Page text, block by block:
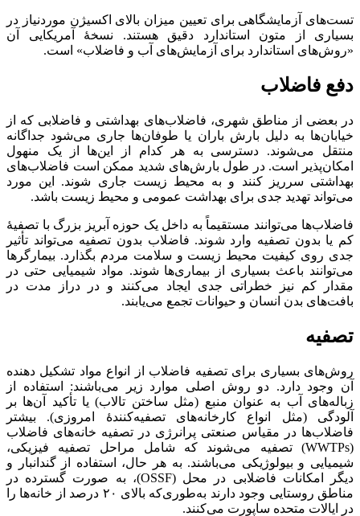
تست‌های آزمایشگاهی برای تعیین میزان بالای اکسیژن موردنیاز در
بسیاری از متون استاندارد دقیق هستند. نسخهٔ آمریکایی آن
«روش‌های استاندارد برای آزمایش‌های آب و فاضلاب» است.
دفع فاضلاب
در بعضی از مناطق شهری، فاضلاب‌های بهداشتی و فاضلابی که از
خیابان‌ها به دلیل بارش باران یا طوفان‌ها جاری می‌شود جداگانه
منتقل می‌شوند. دسترسی به هر کدام از این‌ها از یک منهول
امکان‌پذیر است. در طول بارش‌های شدید ممکن است فاضلاب‌های
بهداشتی سرریز کنند و به محیط زیست جاری شوند. این مورد
می‌تواند تهدید جدی برای بهداشت عمومی و محیط زیست باشد.
فاضلاب‌ها می‌توانند مستقیماً به داخل یک حوزه آبریز بزرگ با تصفیهٔ
کم یا بدون تصفیه وارد شوند. فاضلاب بدون تصفیه می‌تواند تأثیر
جدی روی کیفیت محیط زیست و سلامت مردم بگذارد. بیمارگرها
می‌توانند باعث بسیاری از بیماری‌ها شوند. مواد شیمیایی حتی در
مقدار کم نیز خطراتی جدی ایجاد می‌کنند و در دراز مدت در
بافت‌های بدن انسان و حیوانات تجمع می‌یابند.
تصفیه
روش‌های بسیاری برای تصفیه فاضلاب از انواع مواد تشکیل دهنده
آن وجود دارد. دو روش اصلی موارد زیر می‌باشند: استفاده از
زباله‌های آب به عنوان منبع (مثل ساختن تالاب) یا تأکید آن‌ها بر
آلودگی (مثل انواع کارخانه‌های تصفیه‌کنندهٔ امروزی). بیشتر
فاضلاب‌ها در مقیاس صنعتی پرانرژی در تصفیه خانه‌های فاضلاب
(WWTPs) تصفیه می‌شوند که شامل مراحل تصفیه فیزیکی،
شیمیایی و بیولوژیکی می‌باشند. به هر حال، استفاده از گندانبار و
دیگر امکانات فاضلابی در محل (OSSF)، به صورت گسترده در
مناطق روستایی وجود دارند به‌طوری‌که بالای ۲۰ درصد از خانه‌ها را
در ایالات متحده ساپورت می‌کنند.